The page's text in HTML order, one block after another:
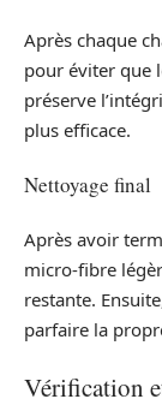
Après chaque
pour éviter que
préserve
plus efficace.
Nettoyage final
Après avoir
micro-fibre
restante.
parfaire la
Vérification